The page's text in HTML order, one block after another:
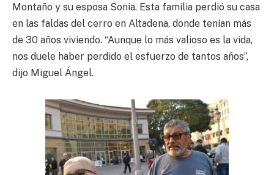
Montaño y su esposa Sonia. Esta familia perdió su casa
en las faldas del cerro en Altadena, donde tenían más
de 30 años viviendo. “Aunque lo más valioso es la vida,
nos duele haber perdido el esfuerzo de tantos años”,
dijo Miguel Ángel.